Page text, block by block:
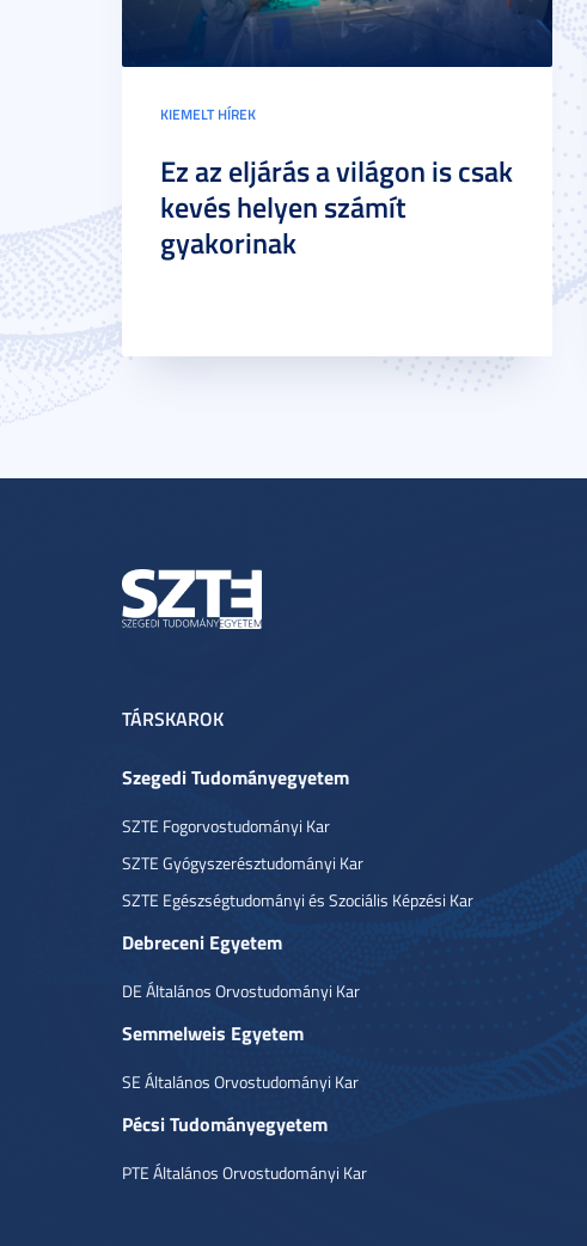
KIEMELT HÍREK
Ez az eljárás a világon is csak
kevés helyen számít
gyakorinak
TÁRSKAROK
Szegedi Tudományegyetem
SZTE Fogorvostudományi Kar
SZTE Gyógyszerésztudományi Kar
SZTE Egészségtudományi és Szociális Képzési Kar
Debreceni Egyetem
DE Általános Orvostudományi Kar
Semmelweis Egyetem
SE Általános Orvostudományi Kar
Pécsi Tudományegyetem
PTE Általános Orvostudományi Kar